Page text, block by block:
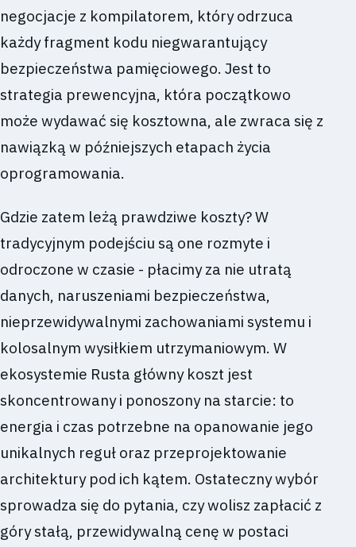
negocjacje z kompilatorem, który odrzuca
każdy fragment kodu niegwarantujący
bezpieczeństwa pamięciowego. Jest to
strategia prewencyjna, która początkowo
może wydawać się kosztowna, ale zwraca się z
nawiązką w późniejszych etapach życia
oprogramowania.
Gdzie zatem leżą prawdziwe koszty? W
tradycyjnym podejściu są one rozmyte i
odroczone w czasie - płacimy za nie utratą
danych, naruszeniami bezpieczeństwa,
nieprzewidywalnymi zachowaniami systemu i
kolosalnym wysiłkiem utrzymaniowym. W
ekosystemie Rusta główny koszt jest
skoncentrowany i ponoszony na starcie: to
energia i czas potrzebne na opanowanie jego
unikalnych reguł oraz przeprojektowanie
architektury pod ich kątem. Ostateczny wybór
sprowadza się do pytania, czy wolisz zapłacić z
góry stałą, przewidywalną cenę w postaci